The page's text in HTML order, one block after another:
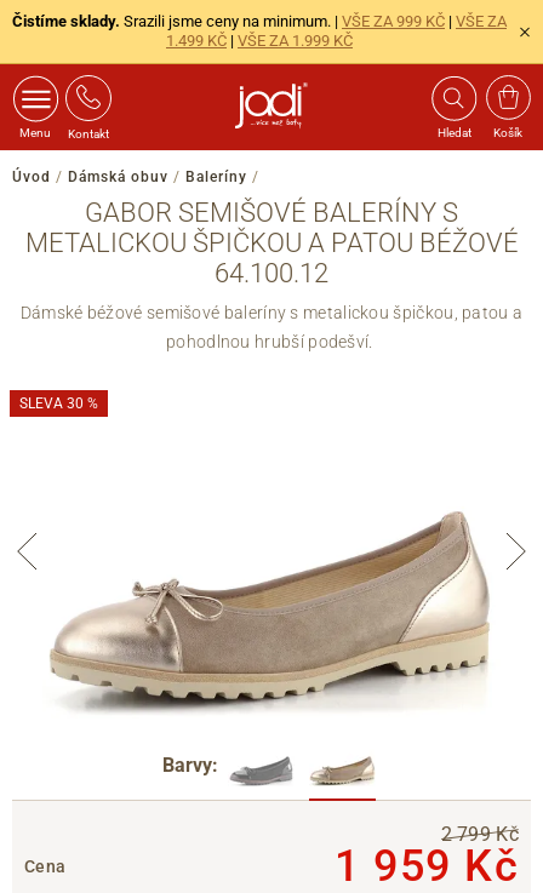
Čistíme sklady. Srazili jsme ceny na minimum. | VŠE ZA 999 KČ | VŠE ZA
1.499 KČ | VŠE ZA 1.999 KČ
Menu Kontakt Hledat Košík
Úvod / Dámská obuv / Baleríny /
GABOR SEMIŠOVÉ BALERÍNY S
METALICKOU ŠPIČKOU A PATOU BÉŽOVÉ
64.100.12
Dámské béžové semišové baleríny s metalickou špičkou, patou a
pohodlnou hrubší podešví.
SLEVA 30 %
Barvy:
Cena
2 799 Kč
1 959 Kč